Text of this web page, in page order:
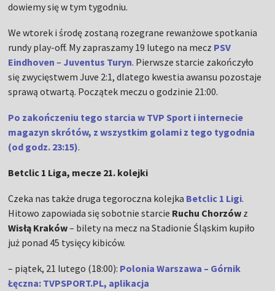
dowiemy się w tym tygodniu.
We wtorek i środę zostaną rozegrane rewanżowe spotkania
rundy play-off. My zapraszamy 19 lutego na mecz PSV
Eindhoven – Juventus Turyn. Pierwsze starcie zakończyło
się zwycięstwem Juve 2:1, dlatego kwestia awansu pozostaje
sprawą otwartą. Początek meczu o godzinie 21:00.
Po zakończeniu tego starcia w TVP Sport i internecie
magazyn skrótów, z wszystkim golami z tego tygodnia
(od godz. 23:15).
Betclic 1 Liga, mecze 21. kolejki
Czeka nas także druga tegoroczna kolejka Betclic 1 Ligi.
Hitowo zapowiada się sobotnie starcie Ruchu Chorzów z
Wisłą Kraków– bilety na mecz na Stadionie Śląskim kupiło
już ponad 45 tysięcy kibiców.
– piątek, 21 lutego (18:00): Polonia Warszawa – Górnik
Łęczna: TVPSPORT.PL, aplikacja